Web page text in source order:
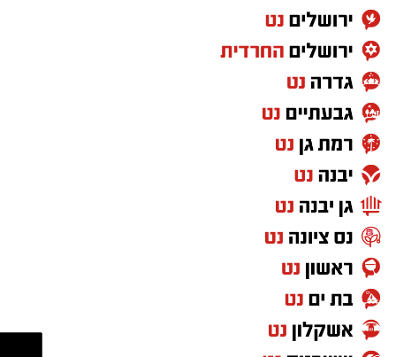
גם צוותי איחוד הצלה העניקו טיפול רפואי בזירה.
החובשים יעקב מזוז, אליעזר בן דוד ויוסי ברנשטיין
מסרו כי האישה נפלה מסולם תוך כדי עבודתה
במחסן, ולאחר טיפול ראשוני פונתה להמשך טיפול